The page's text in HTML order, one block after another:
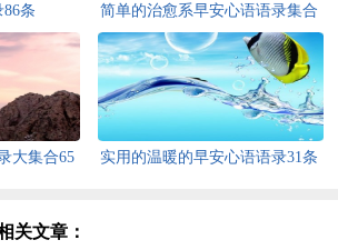
条
简单的治愈系早安心语语录集合
46句
大集合65
实用的温暖的早安心语语录31条
关文章：